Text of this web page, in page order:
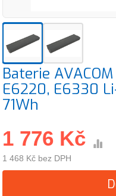
Baterie
E6220, E6330
71Wh
1 776 Kč
1 468 Kč bez DPH